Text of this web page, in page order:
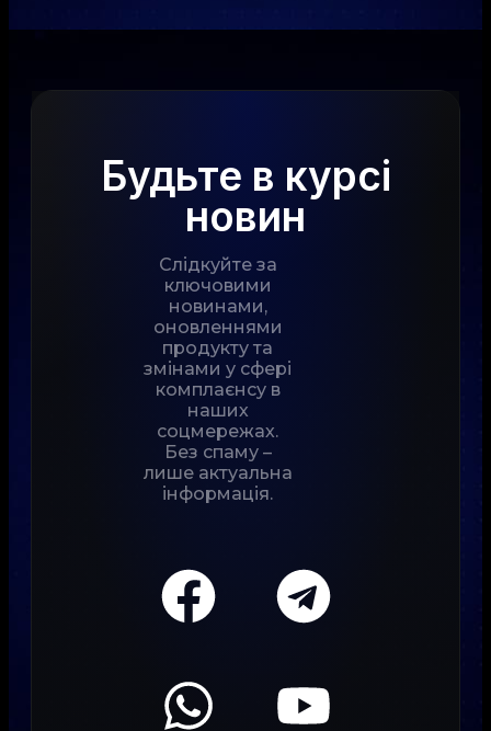
Будьте в курсі
новин
Слідкуйте за
ключовими
новинами,
оновленнями
продукту та
змінами у сфері
комплаєнсу в
наших
соцмережах.
Без спаму –
лише актуальна
інформація.